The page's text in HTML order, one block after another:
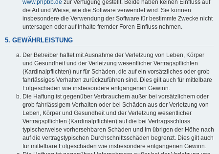
www.phpbb.de zur Verfügung gestellt. Beide haben keinen Einfluss auf
die Art und Weise, wie die Software verwendet wird. Sie können
insbesondere die Verwendung der Software für bestimmte Zwecke nicht
untersagen oder auf Inhalte fremder Foren Einfluss nehmen.
5. GEWÄHRLEISTUNG
Der Betreiber haftet mit Ausnahme der Verletzung von Leben, Körper
und Gesundheit und der Verletzung wesentlicher Vertragspflichten
(Kardinalpflichten) nur für Schäden, die auf ein vorsätzliches oder grob
fahrlässiges Verhalten zurückzuführen sind. Dies gilt auch für mittelbare
Folgeschäden wie insbesondere entgangenen Gewinn.
Die Haftung ist gegenüber Verbrauchern außer bei vorsätzlichem oder
grob fahrlässigem Verhalten oder bei Schäden aus der Verletzung von
Leben, Körper und Gesundheit und der Verletzung wesentlicher
Vertragspflichten (Kardinalpflichten) auf die bei Vertragsschluss
typischerweise vorhersehbaren Schäden und im übrigen der Höhe nach
auf die vertragstypischen Durchschnittsschäden begrenzt. Dies gilt auch
für mittelbare Folgeschäden wie insbesondere entgangenen Gewinn.